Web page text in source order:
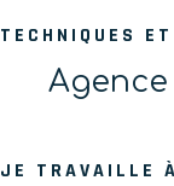
TECHNIQUES
JE TRAVAILLE